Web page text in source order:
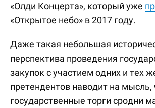
«Олди Концерта», который уже
«Открытое небо» в 2017 году.
Даже такая небольшая
перспектива проведения
закупок с участием одних и тех
претендентов наводит на мысль,
государственные торги сродни